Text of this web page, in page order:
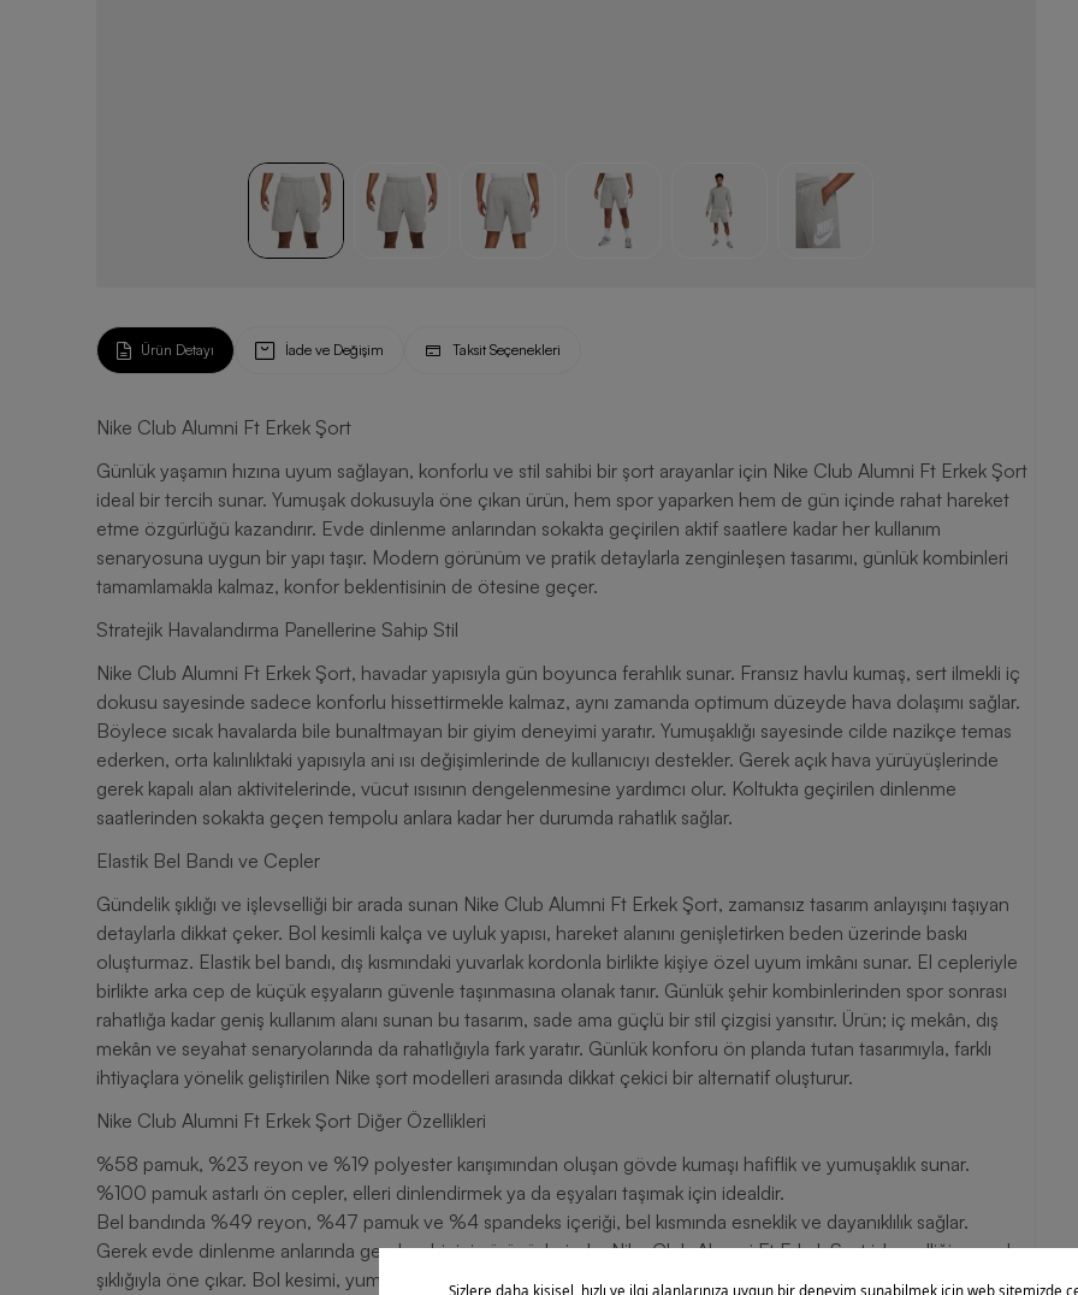
Ürün Detayı İade ve Değişim Taksit Seçenekleri
Nike Club Alumni Ft Erkek Şort
Günlük yaşamın hızına uyum sağlayan, konforlu ve stil sahibi bir şort arayanlar için Nike Club Alumni Ft Erkek Şort
ideal bir tercih sunar. Yumuşak dokusuyla öne çıkan ürün, hem spor yaparken hem de gün içinde rahat hareket
etme özgürlüğü kazandırır. Evde dinlenme anlarından sokakta geçirilen aktif saatlere kadar her kullanım
senaryosuna uygun bir yapı taşır. Modern görünüm ve pratik detaylarla zenginleşen tasarımı, günlük kombinleri
tamamlamakla kalmaz, konfor beklentisinin de ötesine geçer.
Stratejik Havalandırma Panellerine Sahip Stil
Nike Club Alumni Ft Erkek Şort, havadar yapısıyla gün boyunca ferahlık sunar. Fransız havlu kumaş, sert ilmekli iç
dokusu sayesinde sadece konforlu hissettirmekle kalmaz, aynı zamanda optimum düzeyde hava dolaşımı sağlar.
Böylece sıcak havalarda bile bunaltmayan bir giyim deneyimi yaratır. Yumuşaklığı sayesinde cilde nazikçe temas
ederken, orta kalınlıktaki yapısıyla ani ısı değişimlerinde de kullanıcıyı destekler. Gerek açık hava yürüyüşlerinde
gerek kapalı alan aktivitelerinde, vücut ısısının dengelenmesine yardımcı olur. Koltukta geçirilen dinlenme
saatlerinden sokakta geçen tempolu anlara kadar her durumda rahatlık sağlar.
Elastik Bel Bandı ve Cepler
Gündelik şıklığı ve işlevselliği bir arada sunan Nike Club Alumni Ft Erkek Şort, zamansız tasarım anlayışını taşıyan
detaylarla dikkat çeker. Bol kesimli kalça ve uyluk yapısı, hareket alanını genişletirken beden üzerinde baskı
oluşturmaz. Elastik bel bandı, dış kısmındaki yuvarlak kordonla birlikte kişiye özel uyum imkânı sunar. El cepleriyle
birlikte arka cep de küçük eşyaların güvenle taşınmasına olanak tanır. Günlük şehir kombinlerinden spor sonrası
rahatlığa kadar geniş kullanım alanı sunan bu tasarım, sade ama güçlü bir stil çizgisi yansıtır. Ürün; iç mekân, dış
mekân ve seyahat senaryolarında da rahatlığıyla fark yaratır. Günlük konforu ön planda tutan tasarımıyla, farklı
ihtiyaçlara yönelik geliştirilen Nike şort modelleri arasında dikkat çekici bir alternatif oluşturur.
Nike Club Alumni Ft Erkek Şort Diğer Özellikleri
%58 pamuk, %23 reyon ve %19 polyester karışımından oluşan gövde kumaşı hafiflik ve yumuşaklık sunar.
%100 pamuk astarlı ön cepler, elleri dinlendirmek ya da eşyaları taşımak için idealdir.
Bel bandında %49 reyon, %47 pamuk ve %4 spandeks içeriği, bel kısmında esneklik ve dayanıklılık sağlar.
Gerek evde dinlenme anlarında gerek şehir içi yürüyüşlerinde, Nike Club Alumni Ft Erkek Şort işlevselliği ve sade
şıklığıyla öne çıkar. Bol kesimi, yumuşak dokusu ve dayanıklı kumaş bileşimi sayesinde günün her saatinde